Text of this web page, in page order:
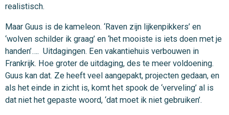
realistisch.
Maar Guus is de kameleon. ‘Raven zijn lijkenpikkers’ en
‘wolven schilder ik graag’ en ‘het mooiste is iets doen met je
handen’…. Uitdagingen. Een vakantiehuis verbouwen in
Frankrijk. Hoe groter de uitdaging, des te meer voldoening.
Guus kan dat. Ze heeft veel aangepakt, projecten gedaan, en
als het einde in zicht is, komt het spook de ‘verveling’ al is
dat niet het gepaste woord, ‘dat moet ik niet gebruiken’.